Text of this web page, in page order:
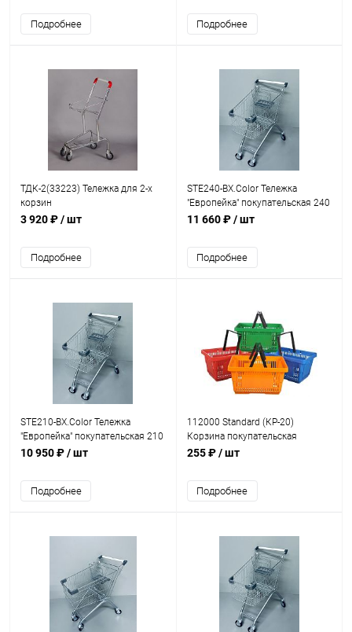
Подробнее Подробнее
ТДК-2(33223) Тележка для 2-х
корзин
3 920 ₽/ шт
Подробнее
STE240-BX.Color Тележка
"Европейка" покупательская 240
литров, с детским сидением
11 660 ₽/ шт
Подробнее
STE210-BX.Color Тележка
"Европейка" покупательская 210
литров, с детским сидением
10 950 ₽/ шт
Подробнее
112000 Standard (КР-20)
Корзина покупательская
стандартная, пластиковая с 2-
255 ₽/ шт
Подробнее